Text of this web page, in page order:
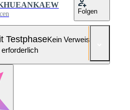
Folgen
TestphaseKein Verweis
erforderlich